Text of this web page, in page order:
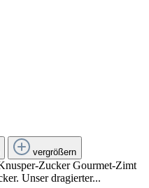
vergrößern